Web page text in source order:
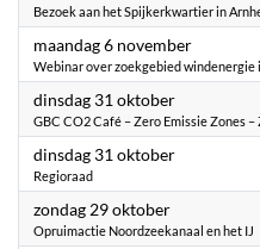
Bezoek aan het Spijkerkwartier in
maandag 6 november2023
Webinar over zoekgebied
dinsdag 31 oktober2023
GBC CO2 Café – Zero Emissie Zones –
dinsdag 31 oktober2023
Regioraad
zondag 29 oktober2023
Opruimactie Noordzeekanaal en het IJ